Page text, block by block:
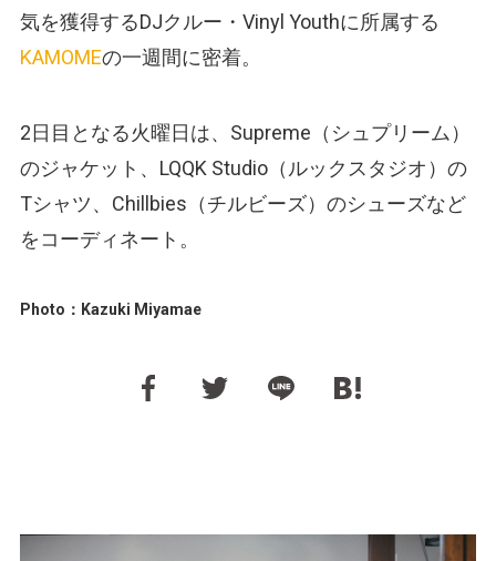
気を獲得するDJクルー・Vinyl Youthに所属する
KAMOMEの一週間に密着。
2日目となる火曜日は、Supreme（シュプリーム）
のジャケット、LQQK Studio（ルックスタジオ）の
Tシャツ、Chillbies（チルビーズ）のシューズなど
をコーディネート。
Photo：Kazuki Miyamae